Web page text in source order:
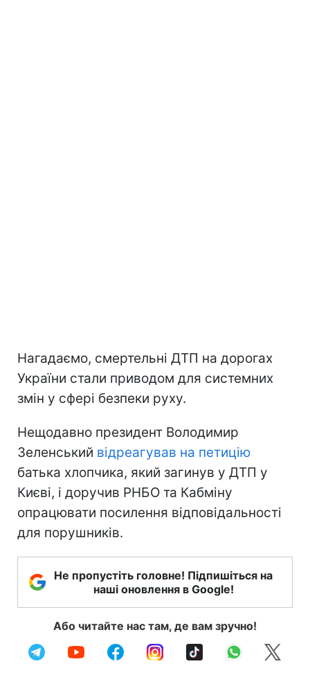
Нагадаємо, смертельні ДТП на дорогах
України стали приводом для системних
змін у сфері безпеки руху.
Нещодавно президент Володимир
Зеленський відреагував на петицію
батька хлопчика, який загинув у ДТП у
Києві, і доручив РНБО та Кабміну
опрацювати посилення відповідальності
для порушників.
Не пропустіть головне! Підпишіться на
наші оновлення в Google!
Або читайте нас там, де вам зручно!